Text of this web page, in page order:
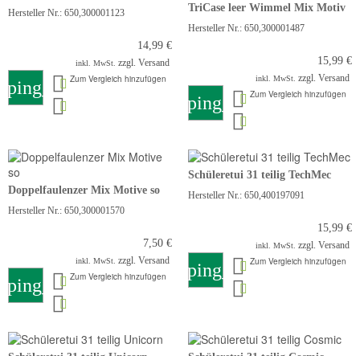
Hersteller Nr.: 650,300001123
14,99 €
inkl. MwSt. zzgl. Versand
Zum Vergleich hinzufügen
TriCase leer Wimmel Mix Motiv
Hersteller Nr.: 650,300001487
15,99 €
inkl. MwSt. zzgl. Versand
shopping_cartZum Vergleich hinzufügen
Doppelfaulenzer Mix Motive so
Hersteller Nr.: 650,300001570
7,50 €
inkl. MwSt. zzgl. Versand
Zum Vergleich hinzufügen
Schüleretui 31 teilig TechMec
Hersteller Nr.: 650,400197091
15,99 €
inkl. MwSt. zzgl. Versand
shopping_cartZum Vergleich hinzufügen